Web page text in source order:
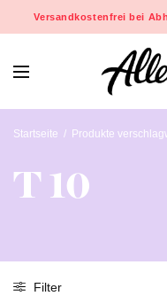
Versandkostenfrei bei
Startseite / Produkte
T 10
Filter